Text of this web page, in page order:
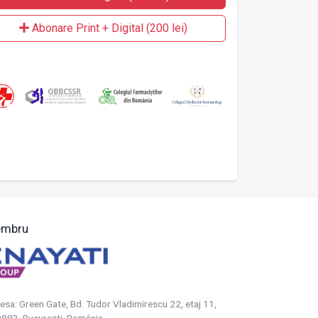
Abonare Print + Digital (200 lei)
Green Gate, Bd. Tudor Vladimirescu 22, etaj 11,